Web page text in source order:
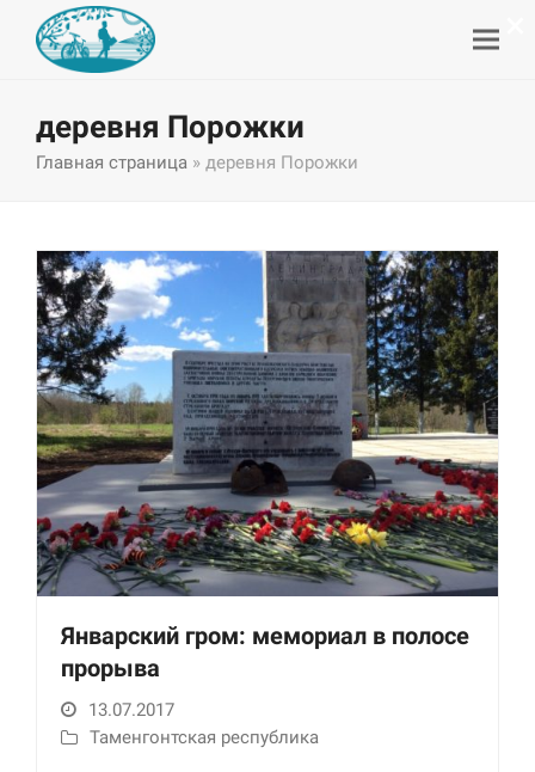
деревня Порожки
Главная страница » деревня Порожки
Январский гром: мемориал в полосе
прорыва
13.07.2017
Таменгонтская республика